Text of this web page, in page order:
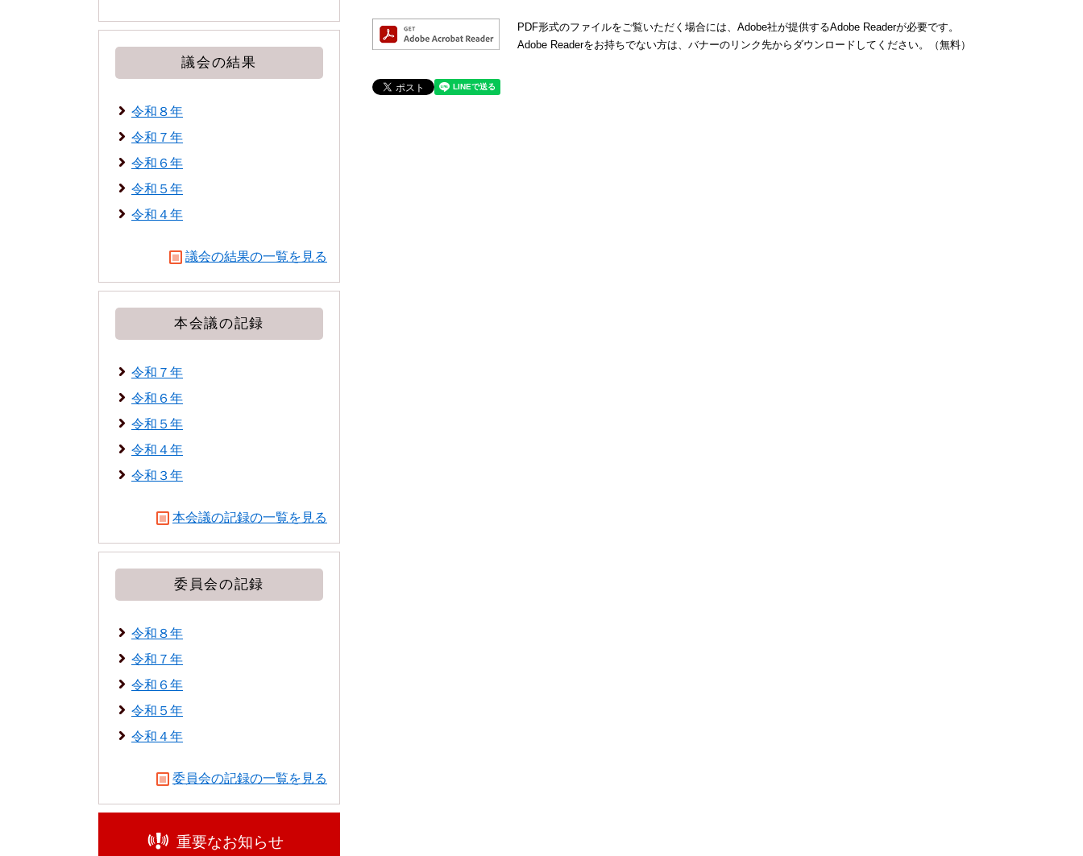
PDF形式のファイルをご覧いただく場合には、Adobe社が提供するAdobe Readerが必要です。
Adobe Readerをお持ちでない方は、バナーのリンク先からダウンロードしてください。（無料）
議会の結果
令和８年
令和７年
令和６年
令和５年
令和４年
議会の結果の一覧を見る
本会議の記録
令和７年
令和６年
令和５年
令和４年
令和３年
本会議の記録の一覧を見る
委員会の記録
令和８年
令和７年
令和６年
令和５年
令和４年
委員会の記録の一覧を見る
重要なお知らせ